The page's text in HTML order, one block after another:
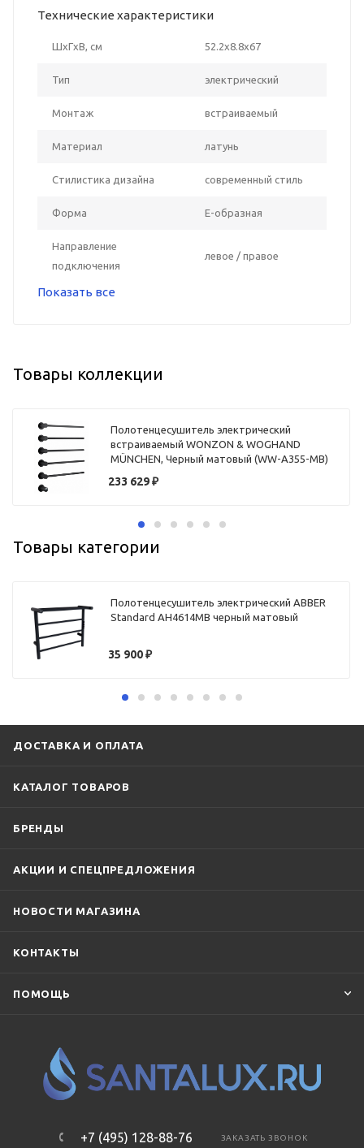
Технические характеристики
ШxГxВ, см 52.2x8.8x67
Тип электрический
Монтаж встраиваемый
Материал латунь
Стилистика дизайна современный стиль
Форма Е-образная
Направление
подключения
левое / правое
Показать все
Товары коллекции
Полотенцесушитель электрический
встраиваемый WONZON & WOGHAND
MÜNCHEN, Черный матовый (WW-A355-MB)
233 629₽
Товары категории
Полотенцесушитель электрический ABBER
Standard AH4614MB черный матовый
35 900₽
ДОСТАВКА И ОПЛАТА
КАТАЛОГ ТОВАРОВ
БРЕНДЫ
АКЦИИ И СПЕЦПРЕДЛОЖЕНИЯ
НОВОСТИ МАГАЗИНА
КОНТАКТЫ
ПОМОЩЬ
+7 (495) 128-88-76 ЗАКАЗАТЬ ЗВОНОК